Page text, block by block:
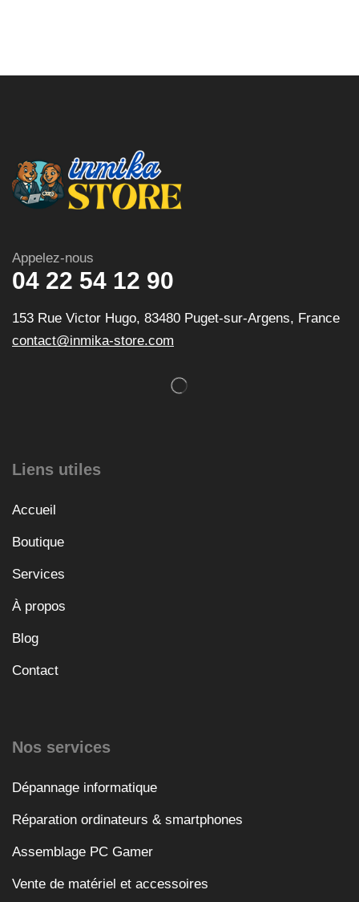
Appelez-nous
04 22 54 12 90
153 Rue Victor Hugo, 83480 Puget-sur-Argens, France
contact@inmika-store.com
Liens utiles
Accueil
Boutique
Services
À propos
Blog
Contact
Nos services
Dépannage informatique
Réparation ordinateurs & smartphones
Assemblage PC Gamer
Vente de matériel et accessoires